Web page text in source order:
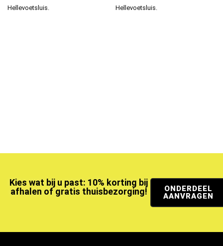
Hellevoetsluis.
Hellevoetsluis.
Kies wat bij u past: 10% korting bij
afhalen of gratis thuisbezorging!
ONDERDEEL
AANVRAGEN